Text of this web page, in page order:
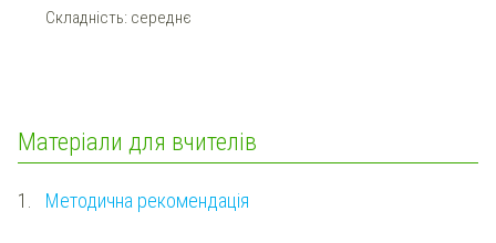
Складність: середнє
Матеріали для вчителів
1. Методична рекомендація